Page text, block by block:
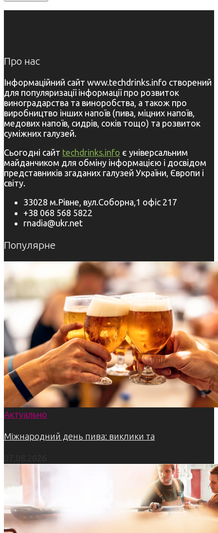
Про нас
Інформаційний сайт www.techdrinks.info створений
для популяризації інформації про розвиток
виноградарства та виноробства, а також про
виробництво інших напоїв (пива, міцних напоїв,
медових напоїв, сидрів, соків тощо) та розвиток
суміжних галузей.
Сьогодні сайт techdrinks.info є універсальним
майданчиком для обміну інформацією і досвідом
представників згаданих галузей України, Європи і
світу.
33028 м.Рівне, вул.Соборна,1 офіс 217
+38 068 568 5822
rnadia@ukr.net
Популярне
Актуально
Міжнародний день пива: виклики та